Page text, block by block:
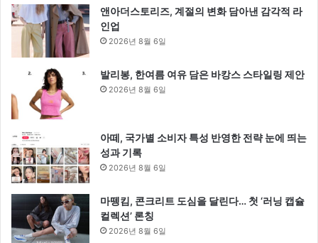
앤아더스토리즈, 계절의 변화 담아낸 감각적 라
인업
2026년 8월 6일
발리봉, 한여름 여유 담은 바캉스 스타일링 제안
2026년 8월 6일
아떼, 국가별 소비자 특성 반영한 전략 눈에 띄는
성과 기록
2026년 8월 6일
마뗑킴, 콘크리트 도심을 달린다… 첫 ‘러닝 캡슐
컬렉션’ 론칭
2026년 8월 6일